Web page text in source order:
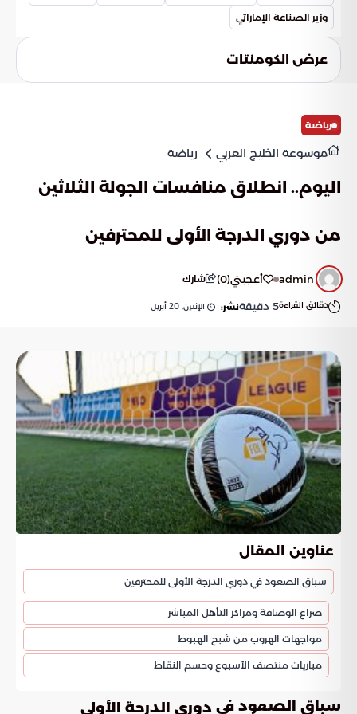
اقتصادي مستقر للأجيال المقبلة.
وزير الصناعة الإماراتي
عرض الكومنتات
رياضة
موسوعة الخليج العربي رياضة
اليوم.. انطلاق منافسات الجولة الثلاثين
من دوري الدرجة الأولى للمحترفين
admin أعجبني(
0
) شارك
دقائق القراءة5 دقيقةنشر: الإثنين, 20 أبريل
عناوين المقال
سباق الصعود في دوري الدرجة الأولى للمحترفين
صراع الوصافة ومراكز التأهل المباشر
مواجهات الهروب من شبح الهبوط
مباريات منتصف الأسبوع وحسم النقاط
سباق الصعود في دوري الدرجة الأولى